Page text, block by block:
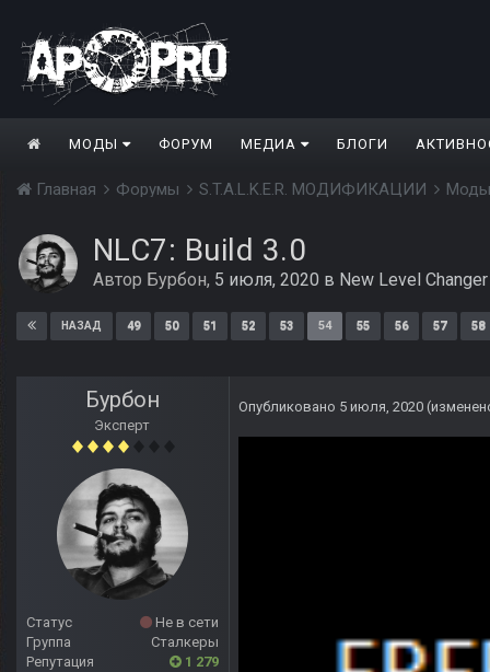
МОДЫ ФОРУМ МЕДИА БЛОГИ
Главная Форумы S.T.A.L.K.E.R. МОДИФИКАЦИИ
NLC7: Build 3.0
Автор Бурбон, 5 июля, 2020 в New Level
НАЗАД 49 50 51 52 53 54 55 56 57 58
Бурбон
Эксперт
Статус
Не в сети
Группа
Сталкеры
Репутация
1 279
Опубликовано 5 июля, 2020